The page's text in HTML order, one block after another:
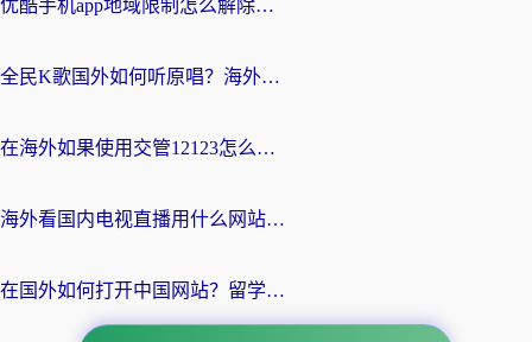
优酷手机app地域限制怎么解除？海外党亲测有效的追剧方案
全民K歌国外如何听原唱？海外党亲测有效的回国加速器选择指南
在海外如果使用交管12123怎么处理？留学生亲测有效的回国加速方案
海外看国内电视直播用什么网站比较好？一篇解决你所有追剧难题的实用指南
在国外如何打开中国网站？留学生与海外华人的无缝访问指南